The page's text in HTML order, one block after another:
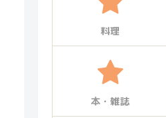
料理
本・雑誌